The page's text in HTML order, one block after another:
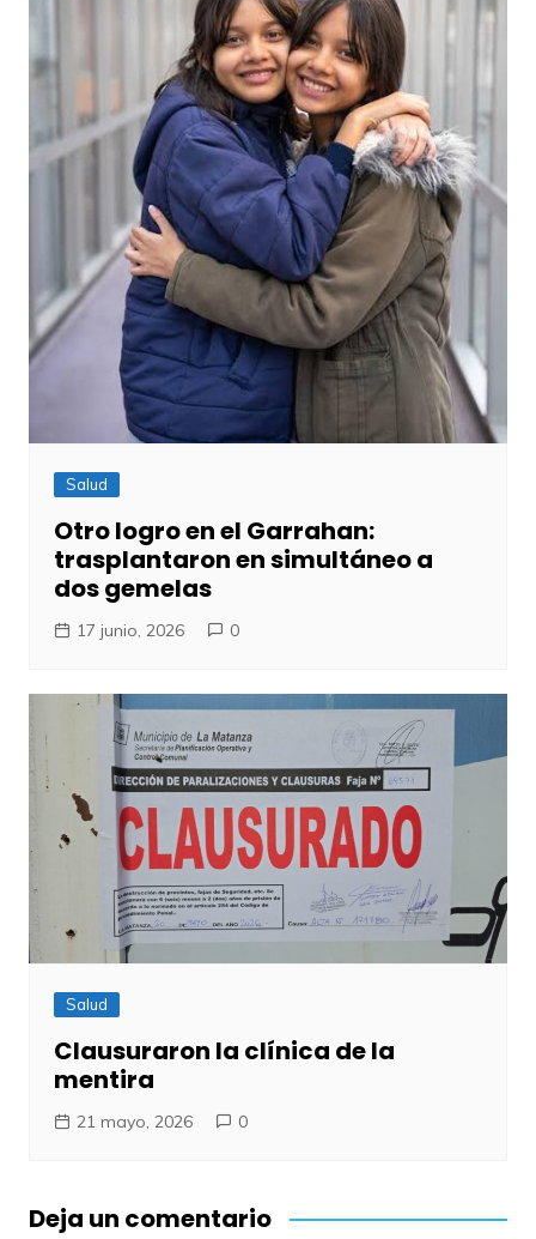
Salud
Otro logro en el Garrahan:
trasplantaron en simultáneo a
dos gemelas
17 junio, 2026 0
Salud
Clausuraron la clínica de la
mentira
21 mayo, 2026 0
Deja un comentario